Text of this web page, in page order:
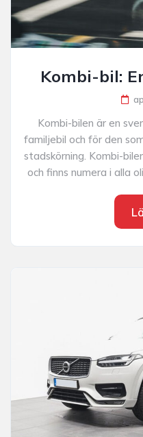
Kombi-bil:
Kombi-bilen är en
familjebil och för den
stadskörning. Kombi-
och finns numera i alla